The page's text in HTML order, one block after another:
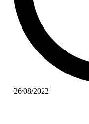
26/08/2022